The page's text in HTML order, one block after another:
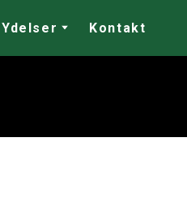
Ydelser Kontakt